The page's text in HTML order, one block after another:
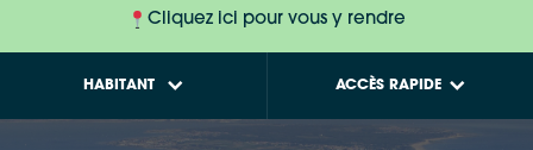
Cliquez ici pour vous y rendre
HABITANT ACCÈS RAPIDE